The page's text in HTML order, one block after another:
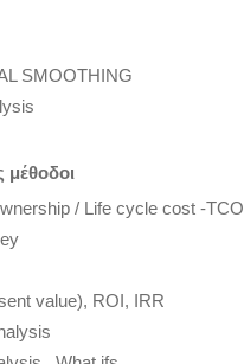
SMOOTHING
μέθοδοι
/ Life cycle cost -TCO
value), ROI, IRR